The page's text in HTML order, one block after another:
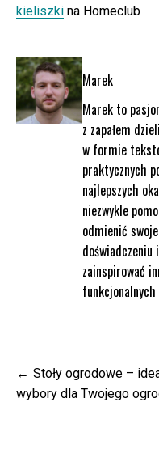
kieliszki na Homeclub
Marek
Marek to
z zapałem
w formie
praktycznych
najlepszych
niezwykle
odmienić
zainspirować
Nawigacja
wpisu
Stoły ogrodowe –
wybory dla Twojego